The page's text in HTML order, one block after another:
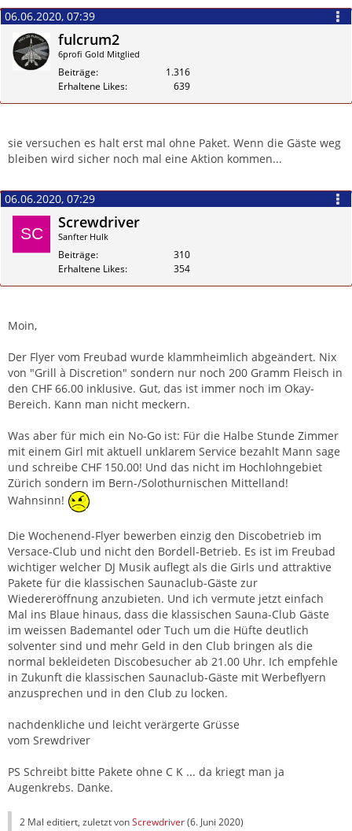
06.06.2020, 07:39
fulcrum2
6profi Gold Mitglied
Beiträge
1.316
Erhaltene Likes
639
sie versuchen es halt erst mal ohne Paket. Wenn die Gäste weg
bleiben wird sicher noch mal eine Aktion kommen...
Zitieren
06.06.2020, 07:29
Screwdriver
Sanfter Hulk
Beiträge
310
Erhaltene Likes
354
Moin,
Der Flyer vom Freubad wurde klammheimlich abgeändert. Nix
von "Grill à Discretion" sondern nur noch 200 Gramm Fleisch in
den CHF 66.00 inklusive. Gut, das ist immer noch im Okay-
Bereich. Kann man nicht meckern.
Was aber für mich ein No-Go ist: Für die Halbe Stunde Zimmer
mit einem Girl mit aktuell unklarem Service bezahlt Mann sage
und schreibe CHF 150.00! Und das nicht im Hochlohngebiet
Zürich sondern im Bern-/Solothurnischen Mittelland!
Wahnsinn!
Die Wochenend-Flyer bewerben einzig den Discobetrieb im
Versace-Club und nicht den Bordell-Betrieb. Es ist im Freubad
wichtiger welcher DJ Musik auflegt als die Girls und attraktive
Pakete für die klassischen Saunaclub-Gäste zur
Wiedereröffnung anzubieten. Und ich vermute jetzt einfach
Mal ins Blaue hinaus, dass die klassischen Sauna-Club Gäste
im weissen Bademantel oder Tuch um die Hüfte deutlich
solventer sind und mehr Geld in den Club bringen als die
normal bekleideten Discobesucher ab 21.00 Uhr. Ich empfehle
in Zukunft die klassischen Saunaclub-Gäste mit Werbeflyern
anzusprechen und in den Club zu locken.
nachdenkliche und leicht verärgerte Grüsse
vom Srewdriver
PS Schreibt bitte Pakete ohne C K ... da kriegt man ja
Augenkrebs. Danke.
2 Mal editiert, zuletzt vonScrewdriver(6. Juni 2020)